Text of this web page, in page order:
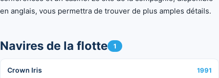
en anglais, vous permettra de trouver de plus amples détails.
Navires de la flotte 1
Crown Iris 1991